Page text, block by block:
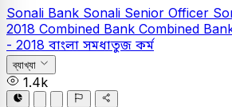
Sonali Bank Sonali Senior Officer
2018 Combined Bank Combined
- 2018 বাংলা সমধাতুজ কর্ম
ব্যাখ্যা
1.4k